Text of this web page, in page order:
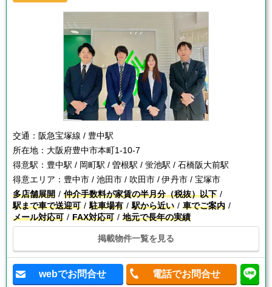
交通： 阪急宝塚線 / 豊中駅
所在地： 大阪府豊中市本町1-10-7
得意駅： 豊中駅 / 岡町駅 / 曽根駅 / 蛍池駅 / 石橋阪大前駅
得意エリア： 豊中市 / 池田市 / 吹田市 / 伊丹市 / 宝塚市
多店舗展開
仲介手数料が家賃の半月分（税抜）以下
駅まで車で送迎可
駐車場有 駅から近い
車でご案内
メール対応可
FAX対応可 地元で長年の実績
掲載物件一覧を見る
webでお問合せ 電話でお問合せ